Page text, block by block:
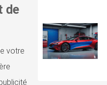
de
votre